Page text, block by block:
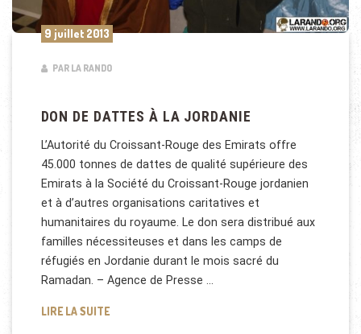
9 juillet 2013
PAR LA RANDO
DON DE DATTES À LA JORDANIE
L’Autorité du Croissant-Rouge des Emirats offre
45.000 tonnes de dattes de qualité supérieure des
Emirats à la Société du Croissant-Rouge jordanien
et à d’autres organisations caritatives et
humanitaires du royaume. Le don sera distribué aux
familles nécessiteuses et dans les camps de
réfugiés en Jordanie durant le mois sacré du
Ramadan. – Agence de Presse …
LIRE LA SUITEDON DE DATTES À LA JORDANIE